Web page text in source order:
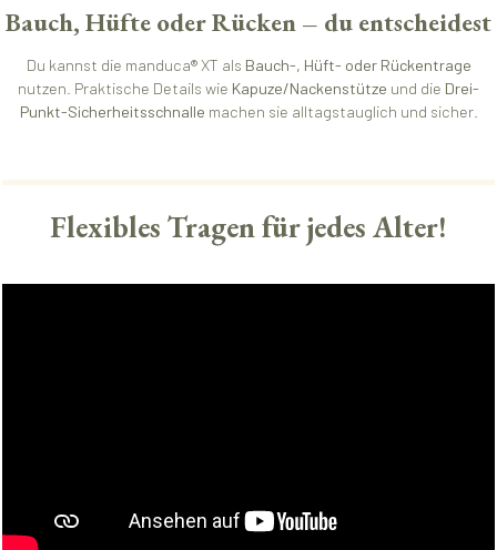
Bauch, Hüfte oder Rücken – du entscheidest
Du kannst die manduca® XT als Bauch-, Hüft- oder Rückentrage
nutzen. Praktische Details wie Kapuze/Nackenstütze und die Drei-
Punkt-Sicherheitsschnalle machen sie alltagstauglich und sicher.
Flexibles Tragen für jedes Alter!